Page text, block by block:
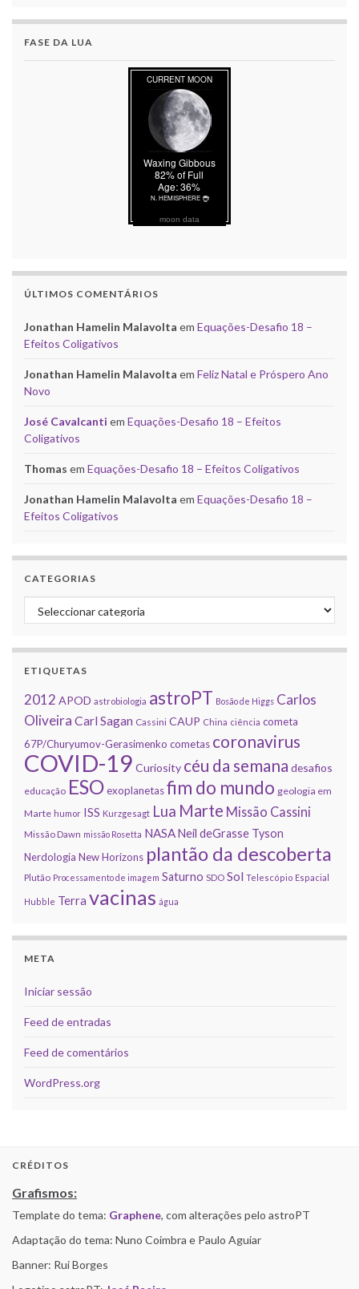
FASE DA LUA
moon data
ÚLTIMOS COMENTÁRIOS
Jonathan Hamelin Malavolta em Equações-Desafio 18 –
Efeitos Coligativos
Jonathan Hamelin Malavolta em Feliz Natal e Próspero Ano
Novo
José Cavalcanti em Equações-Desafio 18 – Efeitos
Coligativos
Thomas em Equações-Desafio 18 – Efeitos Coligativos
Jonathan Hamelin Malavolta em Equações-Desafio 18 –
Efeitos Coligativos
CATEGORIAS
Categorias
ETIQUETAS
2012 APOD astrobiologia astroPT Bosão de Higgs Carlos
Oliveira Carl Sagan Cassini CAUP China ciência cometa
67P/Churyumov-Gerasimenko cometas coronavirus
COVID-19 Curiosity céu da semana desafios
educação ESOexoplanetasfim do mundo geologia em
Marte humor ISS Kurzgesagt Lua Marte Missão Cassini
Missão Dawn missão Rosetta NASANeil deGrasse Tyson
Nerdologia New Horizons plantão da descoberta
Plutão Processamento de imagem Saturno SDO Sol Telescópio Espacial
Hubble Terra vacinas água
META
Iniciar sessão
Feed de entradas
Feed de comentários
WordPress.org
CRÉDITOS
Grafismos:
Template do tema: Graphene, com alterações pelo astroPT
Adaptação do tema: Nuno Coimbra e Paulo Aguiar
Banner: Rui Borges